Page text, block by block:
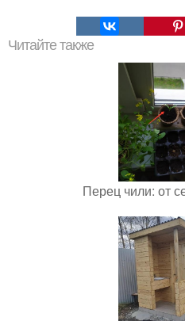
Читайте также
Перец чили: от